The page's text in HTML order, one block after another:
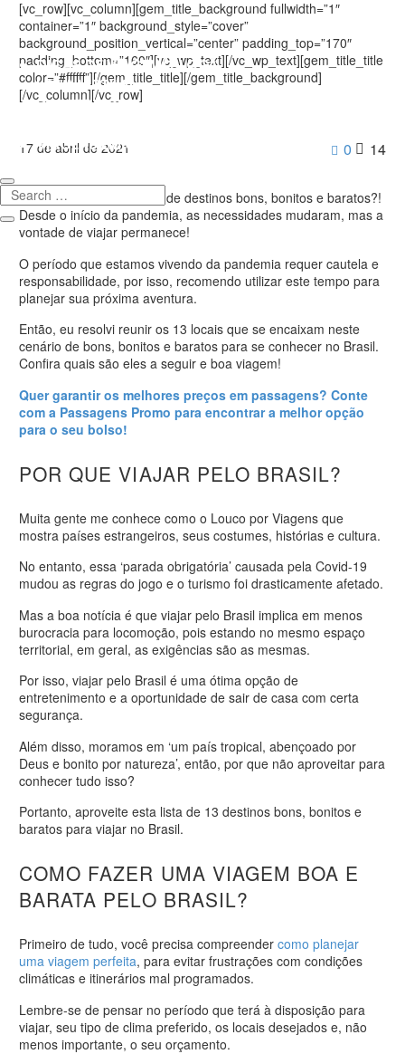
DICAS DE VIAGEM(BLOG)
LOJA VIRTUAL
DESCONTOS
VIAGENS EM GRUPO
[vc_row][vc_column][gem_title_background fullwidth=”1″
container=”1″ background_style=”cover”
background_position_vertical=”center” padding_top=”170″
padding_bottom=”160″][vc_wp_text][/vc_wp_text][gem_title_title
color=”#ffffff”][/gem_title_title][/gem_title_background]
[/vc_column][/vc_row]
0 14
17 de abril de 2021
Qual brasileiro não gosta de destinos bons, bonitos e baratos?!
Desde o início da pandemia, as necessidades mudaram, mas a
vontade de viajar permanece!
O período que estamos vivendo da pandemia requer cautela e
responsabilidade, por isso, recomendo utilizar este tempo para
planejar sua próxima aventura.
Então, eu resolvi reunir os 13 locais que se encaixam neste
cenário de bons, bonitos e baratos para se conhecer no Brasil.
Confira quais são eles a seguir e boa viagem!
Quer garantir os melhores preços em passagens? Conte
com a Passagens Promo para encontrar a melhor opção
para o seu bolso!
POR QUE VIAJAR PELO BRASIL?
Muita gente me conhece como o Louco por Viagens que
mostra países estrangeiros, seus costumes, histórias e cultura.
No entanto, essa ‘parada obrigatória’ causada pela Covid-19
mudou as regras do jogo e o turismo foi drasticamente afetado.
Mas a boa notícia é que viajar pelo Brasil implica em menos
burocracia para locomoção, pois estando no mesmo espaço
territorial, em geral, as exigências são as mesmas.
Por isso, viajar pelo Brasil é uma ótima opção de
entretenimento e a oportunidade de sair de casa com certa
segurança.
Além disso, moramos em ‘um país tropical, abençoado por
Deus e bonito por natureza’, então, por que não aproveitar para
conhecer tudo isso?
Portanto, aproveite esta lista de 13 destinos bons, bonitos e
baratos para viajar no Brasil.
COMO FAZER UMA VIAGEM BOA E
BARATA PELO BRASIL?
Primeiro de tudo, você precisa compreender como planejar
uma viagem perfeita, para evitar frustrações com condições
climáticas e itinerários mal programados.
Lembre-se de pensar no período que terá à disposição para
viajar, seu tipo de clima preferido, os locais desejados e, não
menos importante, o seu orçamento.